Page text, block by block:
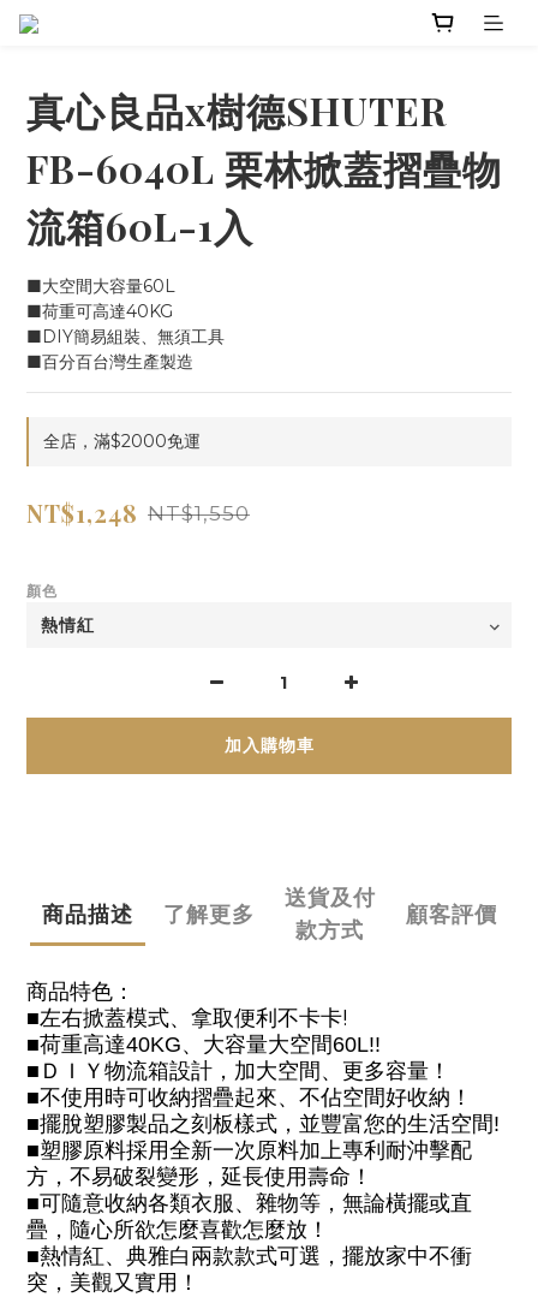
真心良品x樹德SHUTER
FB-6040L 栗林掀蓋摺疊物
流箱60L-1入
■大空間大容量60L
■荷重可高達40KG
■DIY簡易組裝、無須工具
■百分百台灣生產製造
全店，滿$2000免運
NT$1,248 NT$1,550
顏色
加入購物車
商品描述 了解更多
送貨及付
款方式
顧客評價
商品特色：
■左右掀蓋模式、拿取便利不卡卡!
■荷重高達40KG、大容量大空間60L!!
■ＤＩＹ物流箱設計 ，加大空間、更多容量！
■不使用時可收納摺疊起來、不佔空間好收納！
■擺脫塑膠製品之刻板樣式，並豐富您的生活空間!
■塑膠原料採用全新一次原料加上專利耐沖擊配
方，不易破裂變形，延長使用壽命！
■可隨意收納各類衣服、雜物等，無論橫擺或直
疊，隨心所欲怎麼喜歡怎麼放！
■熱情紅、典雅白兩款款式可選，擺放家中不衝
突，美觀又實用 ！